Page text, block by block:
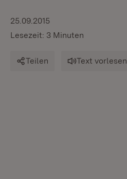
25.09.2015
Lesezeit: 3 Minuten
Teilen Text vorlesen